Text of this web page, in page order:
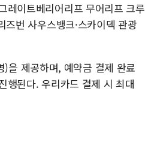
레이트베리어리프 무어리프 크루
즈번 사우스뱅크·스카이덱 관광
을 제공하며, 예약금 결제 완료
행된다. 우리카드 결제 시 최대